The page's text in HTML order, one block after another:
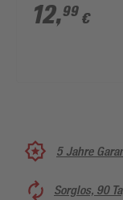
12,99 €
5 Jahre
Sorglos, 90